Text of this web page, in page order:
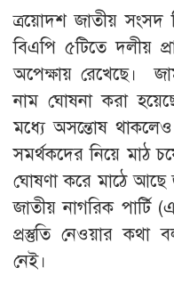
ত্রয়োদশ জাতীয় সংসদ
বিএপি ৫টিতে দলীয়
অপেক্ষায় রেখেছে।
নাম ঘোষনা করা
মধ্যে অসন্তোষ থাকলেও
সমর্থকদের নিয়ে মাঠ
ঘোষণা করে মাঠে
জাতীয় নাগরিক
প্রস্তুতি নেওয়ার কথা
নেই।